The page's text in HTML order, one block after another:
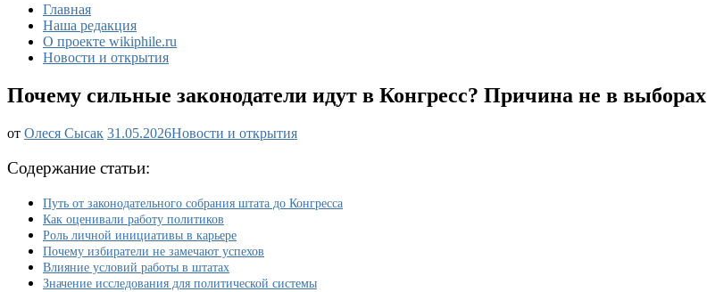
Главная
Наша редакция
О проекте wikiphile.ru
Новости и открытия
Почему сильные законодатели идут в Конгресс? Причина не в выборах
от Олеся Сысак 31.05.2026Почему
Конгресс?
Причина
не
в
выборах
Новости и открытия
Содержание статьи:
Путь от законодательного собрания штата до Конгресса
Как оценивали работу политиков
Роль личной инициативы в карьере
Почему избиратели не замечают успехов
Влияние условий работы в штатах
Значение исследования для политической системы